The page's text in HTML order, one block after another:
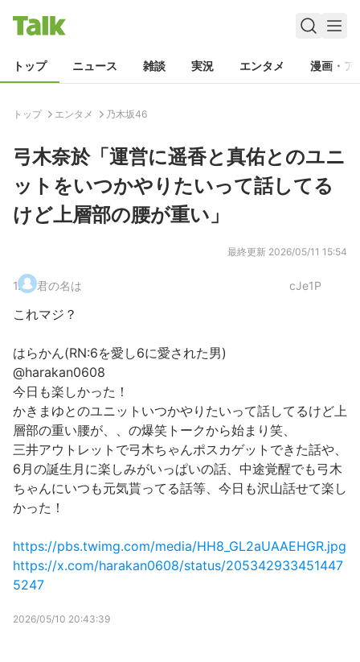
トップ ニュース 雑談 実況 エンタメ 漫画・ア
トップ エンタメ 乃木坂46
弓木奈於「運営に遥香と真佑とのユニ
ットをいつかやりたいって話してる
けど上層部の腰が重い」
最終更新 2026/05/11 15:54
1. 君の名は cJe1P
これマジ？
はらかん(RN:6を愛し6に愛された男)
@harakan0608
今日も楽しかった！
かきまゆとのユニットいつかやりたいって話してるけど上
層部の重い腰が、、の爆笑トークから始まり笑、
三井アウトレットで弓木ちゃんポスカゲットできた話や、
6月の誕生月に楽しみがいっぱいの話、中途覚醒でも弓木
ちゃんにいつも元気貰ってる話等、今日も沢山話せて楽し
かった！
https://pbs.twimg.com/media/HH8_GL2aUAAEHGR.jpg
https://x.com/harakan0608/status/205342933451447
5247
2026/05/10 20:43:39